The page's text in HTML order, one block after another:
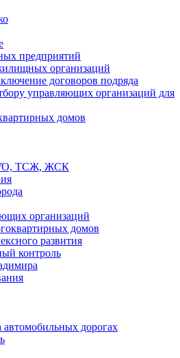
предприятий
организаций
договоров подряда
управляющих организаций для
домов
УО, ТСЖ, ЖСК
организаций
домов
развития
контроль
дорогах